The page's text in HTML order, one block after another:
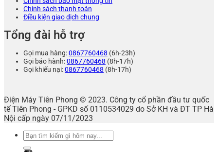
Chính sách thanh toán
Điều kiện giao dịch chung
Tổng đài hỗ trợ
Gọi mua hàng:0867760468 (6h-23h)
Gọi bảo hành:0867760468 (8h-17h)
Gọi khiếu nại:0867760468 (8h-17h)
Điện Máy Tiên Phong © 2023. Công ty cổ phần đầu tư quốc
tế Tiên Phong - GPKD số 0110534029 do Sở KH và ĐT TP Hà
Nội cấp ngày 07/11/2023
Tìm